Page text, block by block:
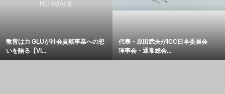
教育は力 GLUが社会貢献事業への想
いを語る【Vi...
代表・原田武夫がICC日本委員会
理事会・通常総会...